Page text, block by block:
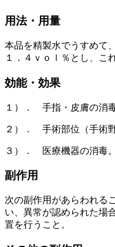
用法・用量
本品を精製水でうすめて
１．４ｖｏｌ％とし、こ
効能・効果
１）． 手指・皮膚の消毒
２）． 手術部位（手術
３）． 医療機器の消毒。
副作用
次の副作用があらわれる
い、異常が認められた場
置を行うこと。